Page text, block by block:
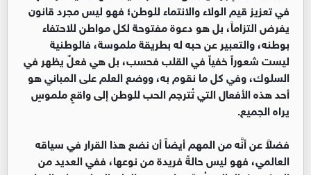
في تعزيز قيم الولاء والانتماء للوطن؛ فهو ليس مجرد قانون
يفرض التزاماً، بل هو دعوة مفتوحة لكل مواطن للاحتفاء
بوطنه، والتعبير عن حبه له بطريقة ملموسة، فالوطنية
ليست شعوراً خفياً في القلب فحسب، بل هي فعلٌ يظهر في
السلوك، وفي كل ما نقوم به، ووضع العلم على المباني هو
أحد هذه الأفعال التي تُترجم الحب للوطن إلى واقعٍ ملموسٍ
يراه الجميع.
فضلاً عن أنَّه من المهم أيضاً أن نضع هذا القرار في سياقه
العالمي، فهو ليس حالةً فريدة من نوعها، ففي العديد من